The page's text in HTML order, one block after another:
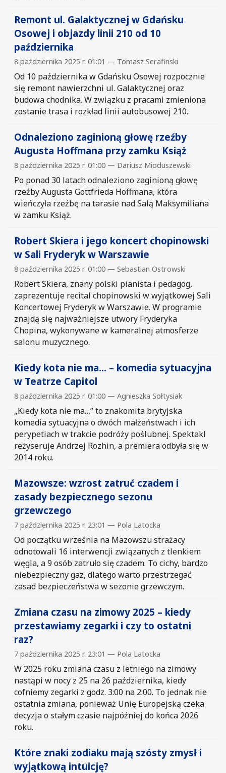
Remont ul. Galaktycznej w Gdańsku
Osowej i objazdy linii 210 od 10
października
8 października 2025 r. 01:01 — Tomasz Serafinski
Od 10 października w Gdańsku Osowej rozpocznie
się remont nawierzchni ul. Galaktycznej oraz
budowa chodnika. W związku z pracami zmieniona
zostanie trasa i rozkład linii autobusowej 210.
Odnaleziono zaginioną głowę rzeźby
Augusta Hoffmana przy zamku Książ
8 października 2025 r. 01:00 — Dariusz Mioduszewski
Po ponad 30 latach odnaleziono zaginioną głowę
rzeźby Augusta Gottfrieda Hoffmana, która
wieńczyła rzeźbę na tarasie nad Salą Maksymiliana
w zamku Książ.
Robert Skiera i jego koncert chopinowski
w Sali Fryderyk w Warszawie
8 października 2025 r. 01:00 — Sebastian Ostrowski
Robert Skiera, znany polski pianista i pedagog,
zaprezentuje recital chopinowski w wyjątkowej Sali
Koncertowej Fryderyk w Warszawie. W programie
znajdą się najważniejsze utwory Fryderyka
Chopina, wykonywane w kameralnej atmosferze
salonu muzycznego.
Kiedy kota nie ma… – komedia sytuacyjna
w Teatrze Capitol
8 października 2025 r. 01:00 — Agnieszka Sołtysiak
„Kiedy kota nie ma…” to znakomita brytyjska
komedia sytuacyjna o dwóch małżeństwach i ich
perypetiach w trakcie podróży poślubnej. Spektakl
reżyseruje Andrzej Rozhin, a premiera odbyła się w
2014 roku.
Mazowsze: wzrost zatruć czadem i
zasady bezpiecznego sezonu
grzewczego
7 października 2025 r. 23:01 — Pola Latocka
Od początku września na Mazowszu strażacy
odnotowali 16 interwencji związanych z tlenkiem
węgla, a 9 osób zatruło się czadem. To cichy, bardzo
niebezpieczny gaz, dlatego warto przestrzegać
zasad bezpieczeństwa w sezonie grzewczym.
Zmiana czasu na zimowy 2025 – kiedy
przestawiamy zegarki i czy to ostatni
raz?
7 października 2025 r. 23:01 — Pola Latocka
W 2025 roku zmiana czasu z letniego na zimowy
nastąpi w nocy z 25 na 26 października, kiedy
cofniemy zegarki z godz. 3:00 na 2:00. To jednak nie
ostatnia zmiana, ponieważ Unię Europejską czeka
decyzja o stałym czasie najpóźniej do końca 2026
roku.
Które znaki zodiaku mają szósty zmysł i
wyjątkową intuicję?